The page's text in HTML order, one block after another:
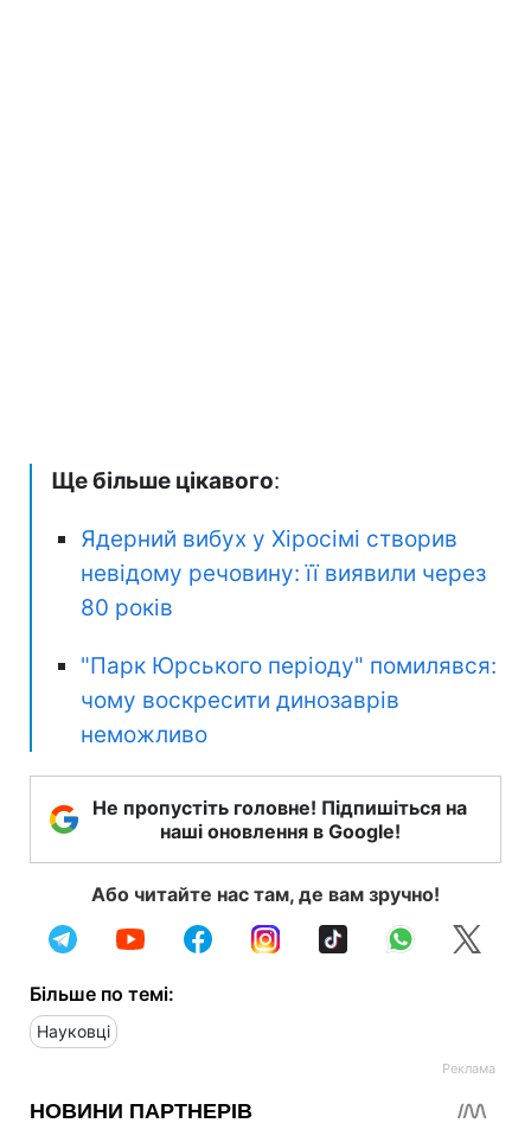
Ще більше цікавого:
Ядерний вибух у Хіросімі створив
невідому речовину: її виявили через
80 років
"Парк Юрського періоду" помилявся:
чому воскресити динозаврів
неможливо
Не пропустіть головне! Підпишіться на
наші оновлення в Google!
Або читайте нас там, де вам зручно!
Більше по темі:
Науковці